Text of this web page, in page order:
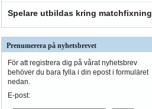
Spelare utbildas kring matchfixning
Prenumerera på nyhetsbrevet
För att registrera dig på vårat nyhetsbrev
behöver du bara fylla i din epost i formuläret
nedan.
E-post: